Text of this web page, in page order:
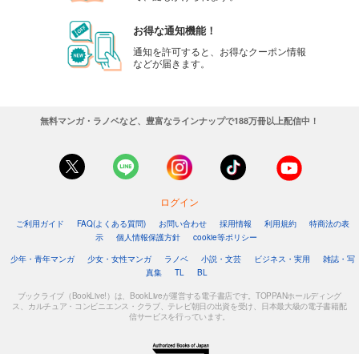
お得な通知機能！
通知を許可すると、お得なクーポン情報
などが届きます。
無料マンガ・ラノベなど、豊富なラインナップで188万冊以上配信中！
ログイン
ご利用ガイド FAQ(よくある質問) お問い合わせ 採用情報 利用規約
特商法の表
示
個人情報保護方針
cookie等ポリシー
少年・青年マンガ
少女・女性マンガ ラノベ 小説・文芸 ビジネス・実用
雑誌・写
真集
TL BL
ブックライブ（BookLive!）は、BookLiveが運営する電子書店です。TOPPANホールディング
ス、カルチュア・コンビニエンス・クラブ、テレビ朝日の出資を受け、日本最大級の電子書籍配
信サービスを行っています。